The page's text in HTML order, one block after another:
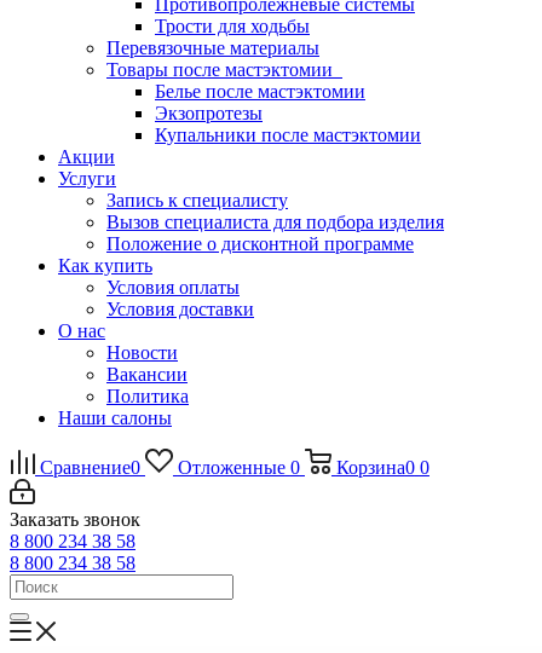
Противопролежневые системы
Трости для ходьбы
Перевязочные материалы
Товары после мастэктомии
Белье после мастэктомии
Экзопротезы
Купальники после мастэктомии
Акции
Услуги
Запись к специалисту
Вызов специалиста для подбора изделия
Положение о дисконтной программе
Как купить
Условия оплаты
Условия доставки
О нас
Новости
Вакансии
Политика
Наши салоны
Сравнение0 Отложенные 0 Корзина0 0
Заказать звонок
8 800 234 38 58
8 800 234 38 58